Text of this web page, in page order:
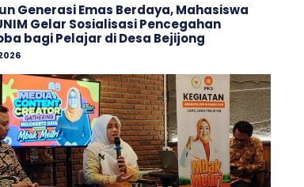
Generasi Emas Berdaya, Mahasiswa
Gelar Sosialisasi Pencegahan
bagi Pelajar di Desa Bejijong